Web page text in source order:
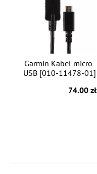
Garmin Kabel micro-
USB [010-11478-01]
74.00 zł